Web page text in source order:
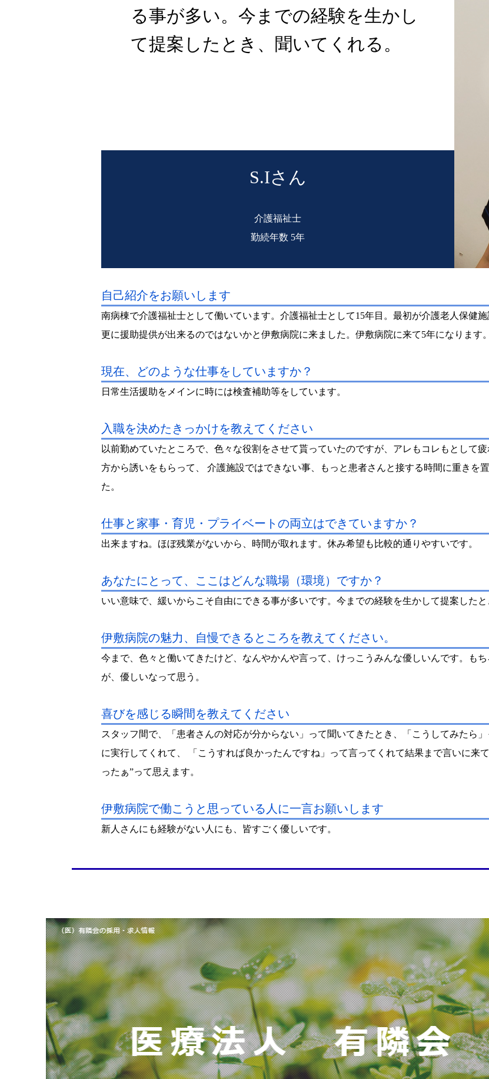
る事が多い。今までの経験を生かし
て提案したとき、聞いてくれる。
S.Iさん
介護福祉士
勤続年数 5年
自己紹介をお願いします
南病棟で介護福祉士として働いています。介護福祉士として15年目。最初が介護老人保健
更に援助提供が出来るのではないかと伊敷病院に来ました。伊敷病院に来て5年になります。
現在、どのような仕事をしていますか？
日常生活援助をメインに時には検査補助等をしています。
入職を決めたきっかけを教えてください
以前勤めていたところで、色々な役割をさせて貰っていたのですが、アレもコレもとして
方から誘いをもらって、 介護施設ではできない事、もっと患者さんと接する時間に重きを
た。
仕事と家事・育児・プライベートの両立はできていますか？
出来ますね。ほぼ残業がないから、時間が取れます。休み希望も比較的通りやすいです。
あなたにとって、ここはどんな職場（環境）ですか？
いい意味で、緩いからこそ自由にできる事が多いです。今までの経験を生かして提案したと
伊敷病院の魅力、自慢できるところを教えてください。
今まで、色々と働いてきたけど、なんやかんや言って、けっこうみんな優しいんです。も
が、優しいなって思う。
喜びを感じる瞬間を教えてください
スタッフ間で、「患者さんの対応が分からない」って聞いてきたとき、「こうしてみたら
に実行してくれて、 「こうすれば良かったんですね」って言ってくれて結果まで言いに来
ったぁ”って思えます。
伊敷病院で働こうと思っている人に一言お願いします
新人さんにも経験がない人にも、皆すごく優しいです。